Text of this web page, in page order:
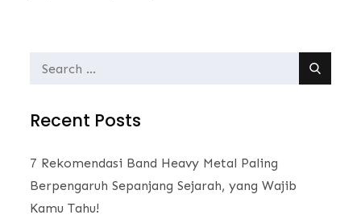
Search
Recent Posts
7 Rekomendasi Band Heavy Metal Paling
Berpengaruh Sepanjang Sejarah, yang Wajib
Kamu Tahu!